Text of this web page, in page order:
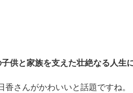
供と家族を支えた壮絶なる人生
さんがかわいいと話題ですね。